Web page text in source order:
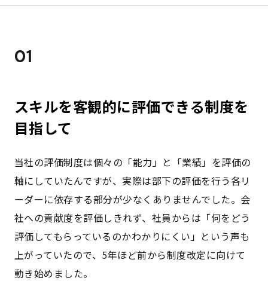
01
スキルを客観的に評価できる制度を
目指して
当社の評価制度は個々の「能力」と「業績」を評価の
軸にしていたんですが、実際は部下の評価を行う各リ
ーダーに依存する部分が少なくありませんでした。会
社への貢献度を評価しきれず、社員からは「何をどう
評価してもらっているのかわかりにくい」という声も
上がっていたので、5年ほど前から制度改定に向けて
動き始めました。